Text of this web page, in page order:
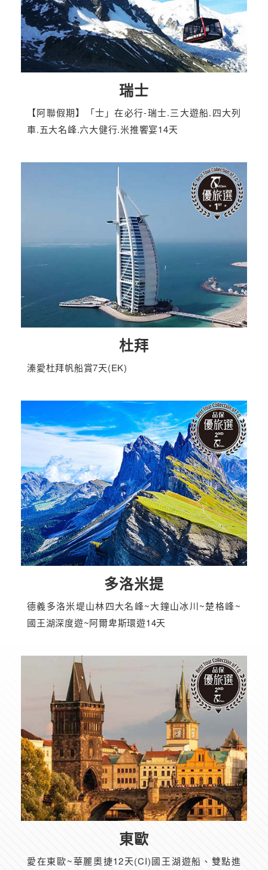
瑞士
【阿聯假期】「士」在必行-瑞士.三大遊船.四大列
車.五大名峰.六大健行.米推饗宴14天
杜拜
溱愛杜拜帆船賞7天(EK)
多洛米提
德義多洛米堤山林四大名峰~大鐘山冰川~楚格峰~
國王湖深度遊~阿爾卑斯環遊14天
東歐
愛在東歐~華麗奧捷12天(CI)國王湖遊船、雙點進